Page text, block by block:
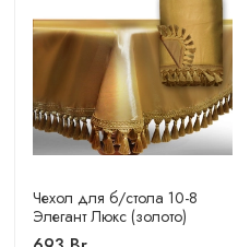
Чехол для б/стола 10-8
Элегант Люкс (золото)